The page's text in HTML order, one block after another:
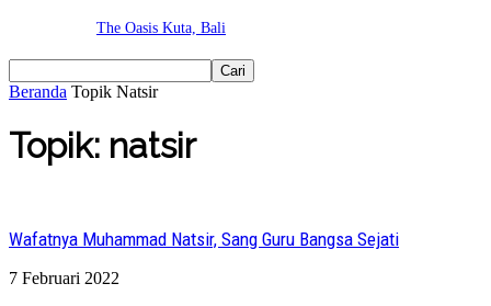
The Oasis Kuta, Bali
Beranda Topik Natsir
Topik: natsir
Wafatnya Muhammad Natsir, Sang Guru Bangsa Sejati
7 Februari 2022